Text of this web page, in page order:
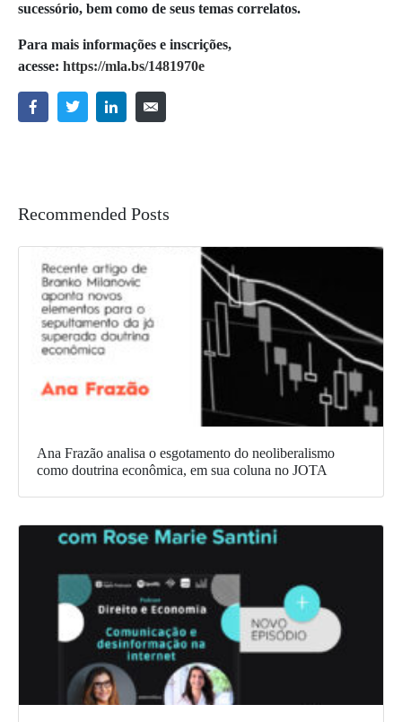
sucessório, bem como de seus temas correlatos.
Para mais informações e inscrições,
acesse: https://mla.bs/1481970e
Recommended Posts
Ana Frazão analisa o esgotamento do neoliberalismo
como doutrina econômica, em sua coluna no JOTA